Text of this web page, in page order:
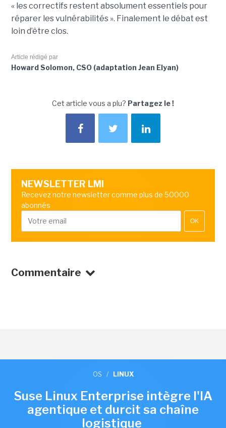
« les correctifs restent absolument essentiels pour
réparer les vulnérabilités ». Finalement le débat est
loin d’être clos.
Article rédigé par
Howard Solomon, CSO (adaptation Jean Elyan)
Cet article vous a plu? Partagez le !
NEWSLETTER LMI
Recevez notre newsletter comme plus de 50000
abonnés
OK
Commentaire
OS / LINUX
Suse Linux Enterprise intègre l'IA
agentique et durcit sa chaîne
logistique